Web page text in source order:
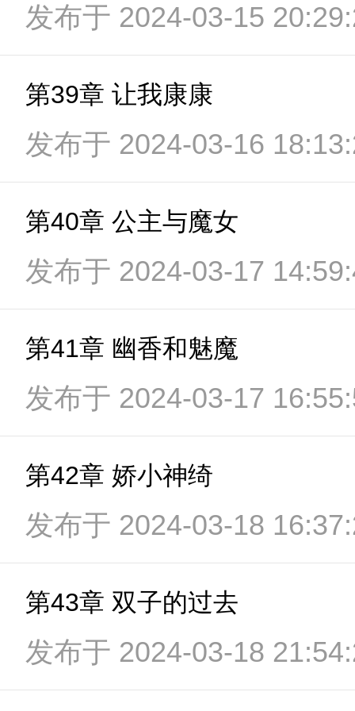
发布于 2024-03-15
第39章 让我康康
发布于 2024-03-16
第40章 公主与魔女
发布于 2024-03-17
第41章 幽香和魅魔
发布于 2024-03-17
第42章 娇小神绮
发布于 2024-03-18
第43章 双子的过去
发布于 2024-03-18